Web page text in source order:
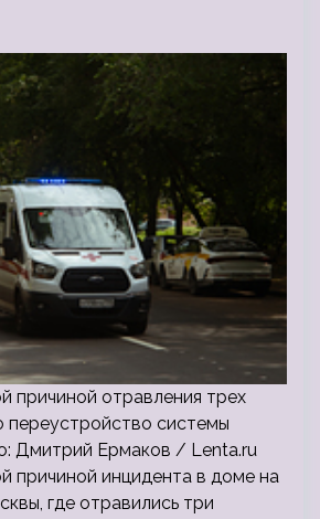
причиной отравления трех
переустройство системы
Дмитрий Ермаков / Lenta.ru
причиной инцидента в доме на
где отравились три